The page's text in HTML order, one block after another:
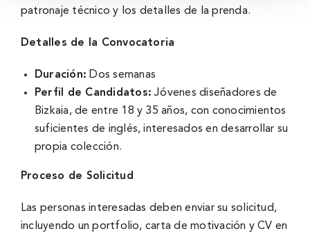
patronaje técnico y los detalles de la prenda.
Detalles de la Convocatoria
Duración: Dos semanas
Perfil de Candidatos: Jóvenes diseñadores de
Bizkaia, de entre 18 y 35 años, con conocimientos
suficientes de inglés, interesados en desarrollar su
propia colección.
Proceso de Solicitud
Las personas interesadas deben enviar su solicitud,
incluyendo un portfolio, carta de motivación y CV en